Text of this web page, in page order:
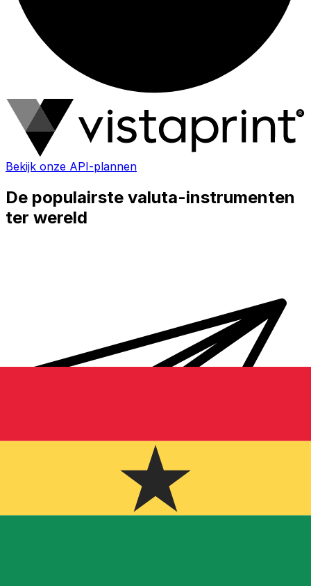
Bekijk onze API-plannen
De populairste valuta-instrumenten
ter wereld